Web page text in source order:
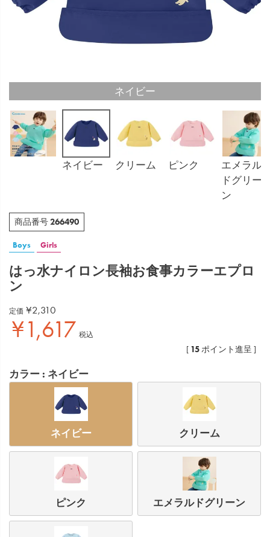
ネイビー
ネイビー クリーム ピンク
エメラル
ドグリー
ン
商品番号266490
Boys Girls
はっ水ナイロン長袖お食事カラーエプロ
ン
定価 ¥2,310
¥1,617 税込
[ 15ポイント進呈 ]
カラー ネイビー
ネイビー クリーム
ピンク エメラルドグリーン